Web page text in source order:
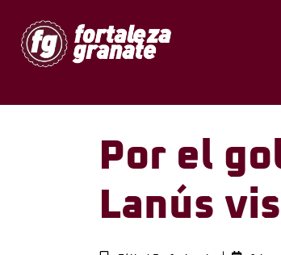
Por el
Lanús